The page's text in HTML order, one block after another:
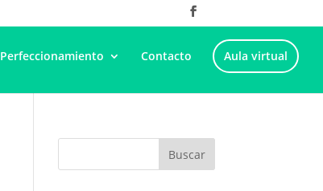
Perfeccionamiento Contacto Aula virtual